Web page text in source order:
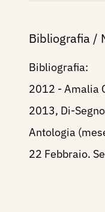
Bibliografia /
Bibliografia:
2012 - Amalia
2013, Di-
Antologia
22 Febbraio.